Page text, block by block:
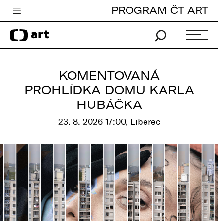
Česká televize
Zpravodajství
iVysílání
edu
Vše o ČT
PROGRAM ČT ART
KOMENTOVANÁ
PROHLÍDKA DOMU KARLA
HUBÁČKA
23. 8. 2026 17:00, Liberec